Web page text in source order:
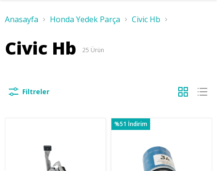
Anasayfa Honda Yedek Parça Civic Hb
Civic Hb 25 Ürün
Filtreler
%51 İndirim